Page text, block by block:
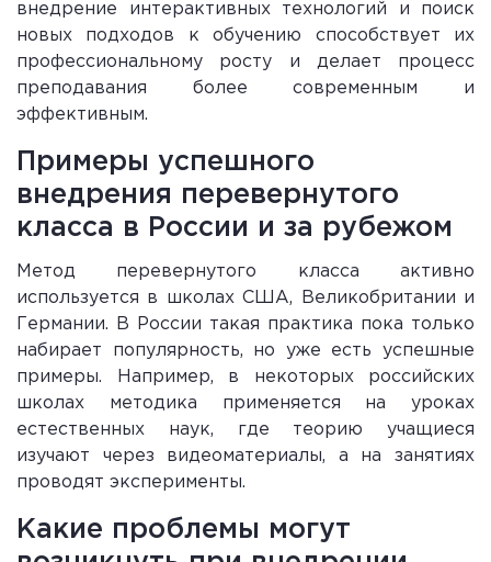
внедрение интерактивных технологий и поиск
новых подходов к обучению способствует их
профессиональному росту и делает процесс
преподавания более современным и
эффективным.
Примеры успешного
внедрения перевернутого
класса в России и за рубежом
Метод перевернутого класса активно
используется в школах США, Великобритании и
Германии. В России такая практика пока только
набирает популярность, но уже есть успешные
примеры. Например, в некоторых российских
школах методика применяется на уроках
естественных наук, где теорию учащиеся
изучают через видеоматериалы, а на занятиях
проводят эксперименты.
Какие проблемы могут